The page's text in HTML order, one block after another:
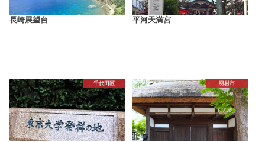
長崎展望台 平河天満宮
千代田区 羽村市